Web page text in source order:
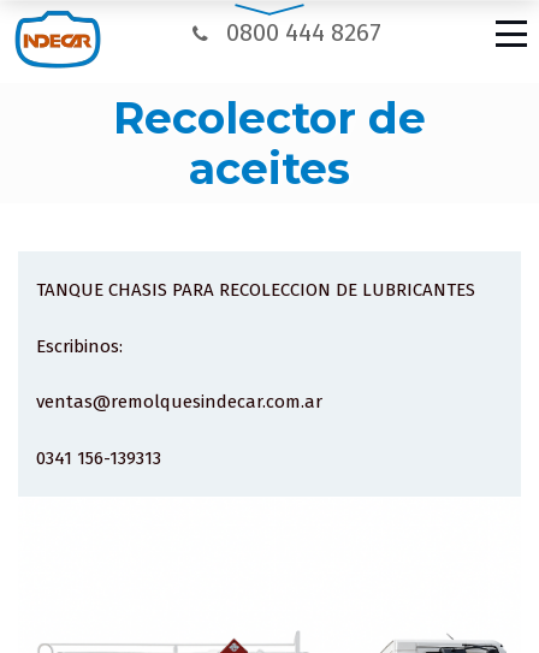
0800 444 8267
recolector de
aceites
TANQUE CHASIS PARA RECOLECCION DE LUBRICANTES
Escribinos:
ventas@remolquesindecar.com.ar
0341 156-139313